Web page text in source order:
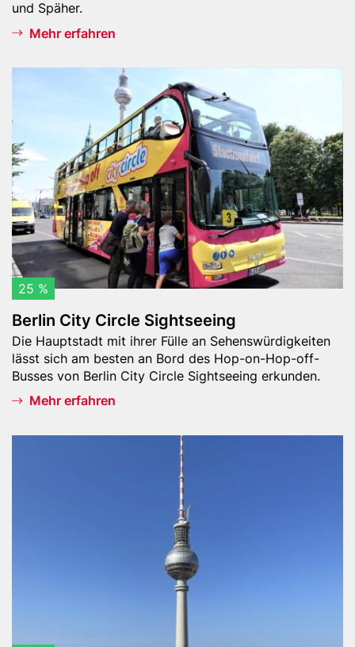
m
u
e
und Späher.
Mehr erfahren
l
i
n
C
i
t
y
C
r
c
l
e
S
i
h
25 %
Berlin City Circle Sightseeing
Teaser
-
Text
Die Hauptstadt mit ihrer Fülle an Sehenswürdigkeiten
lässt sich am besten an Bord des Hop-on-Hop-off-
Busses von Berlin City Circle Sightseeing erkunden.
Mehr erfahren